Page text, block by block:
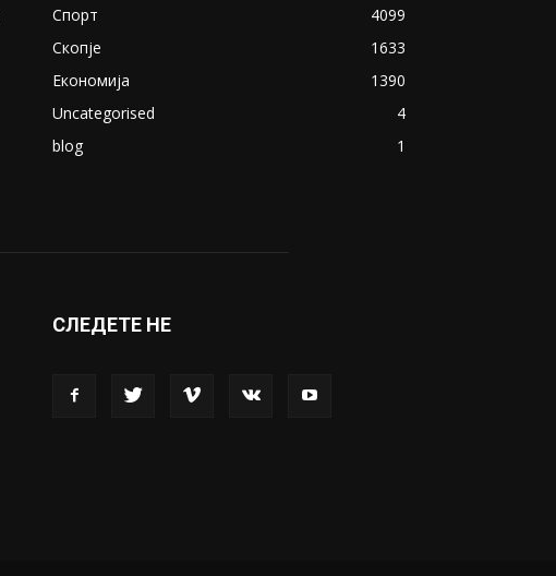
Спорт
4099
Скопје
1633
Економија
1390
Uncategorised
4
blog
1
СЛЕДЕТЕ НЕ